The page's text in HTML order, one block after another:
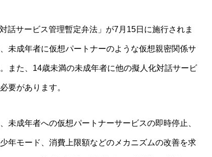
話サービス管理暫定弁法」が7月15日に施行されま
未成年者に仮想パートナーのような仮想親密関係サ
また、14歳未満の未成年者に他の擬人化対話サービ
要があります。
未成年者への仮想パートナーサービスの即時停止、
年モード、消費上限額などのメカニズムの改善を求